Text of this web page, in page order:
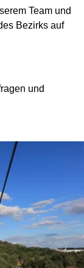
Team und
Bezirks auf
und